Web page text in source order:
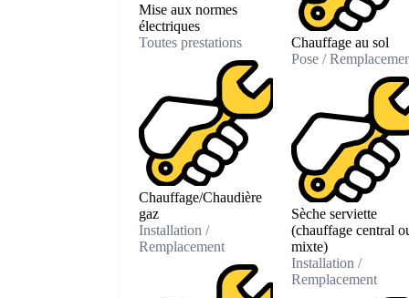
Mise aux normes
électriques
Toutes prestations
Chauffage/Chaudière
gaz
Installation /
Remplacement
Chauffage au sol
Pose /
Sèche serviette
(chauffage central
mixte)
Installation /
Remplacement